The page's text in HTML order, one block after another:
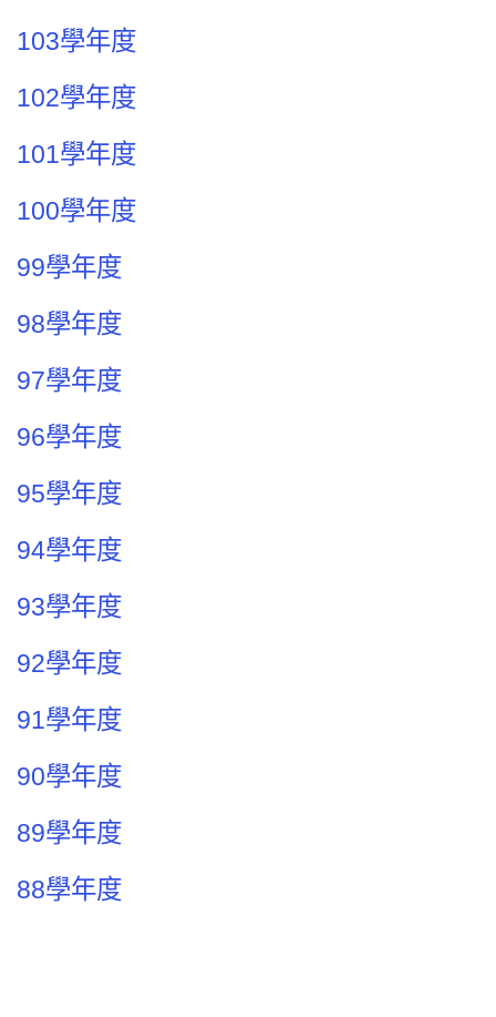
103學年度
102學年度
101學年度
100學年度
99學年度
98學年度
97學年度
96學年度
95學年度
94學年度
93學年度
92學年度
91學年度
90學年度
89學年度
88學年度